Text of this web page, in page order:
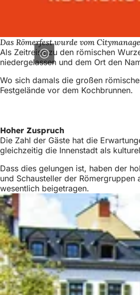
Das Römerfest wurde vom
Als Zeitreise zu den römischen
niedergelassen und dem Ort den
Wo sich damals die großen
Festgelände vor dem Kochbrunnen.
Hoher Zuspruch
Die Zahl der Gäste hat die
gleichzeitig die Innenstadt als
Dass dies gelungen ist, haben der
und Schausteller der
wesentlich beigetragen.